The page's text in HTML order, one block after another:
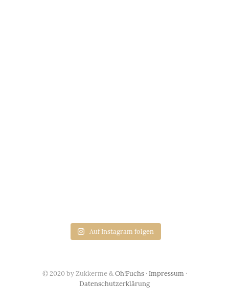
Auf Instagram folgen
© 2020 by Zukkerme &Oh!Fuchs· Impressum ·
Datenschutzerklärung